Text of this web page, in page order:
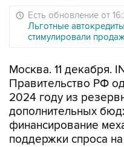
Есть обновление от
Льготные
стимулировали
Москва. 11 декабря.
Правительство РФ
2024 году из
дополнительных
финансирование
поддержки спроса